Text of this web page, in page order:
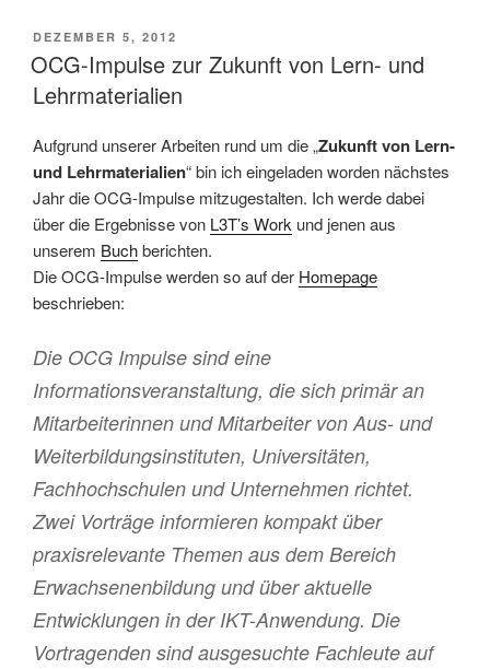
VERÖFFENTLICHT
AM
DEZEMBER 5, 2012
OCG-Impulse zur Zukunft von Lern- und
Lehrmaterialien
Aufgrund unserer Arbeiten rund um die „Zukunft von Lern-
und Lehrmaterialien“ bin ich eingeladen worden nächstes
Jahr die OCG-Impulse mitzugestalten. Ich werde dabei
über die Ergebnisse von L3T’s Work und jenen aus
unserem Buchberichten.
Die OCG-Impulse werden so auf der Homepage
beschrieben:
Die OCG Impulse sind eine
Informationsveranstaltung, die sich primär an
Mitarbeiterinnen und Mitarbeiter von Aus- und
Weiterbildungsinstituten, Universitäten,
Fachhochschulen und Unternehmen richtet.
Zwei Vorträge informieren kompakt über
praxisrelevante Themen aus dem Bereich
Erwachsenenbildung und über aktuelle
Entwicklungen in der IKT-Anwendung. Die
Vortragenden sind ausgesuchte Fachleute auf